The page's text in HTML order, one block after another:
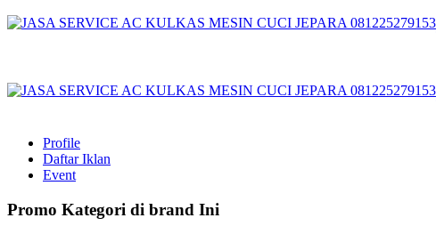
Profile
Daftar Iklan
Event
Promo Kategori di brand Ini